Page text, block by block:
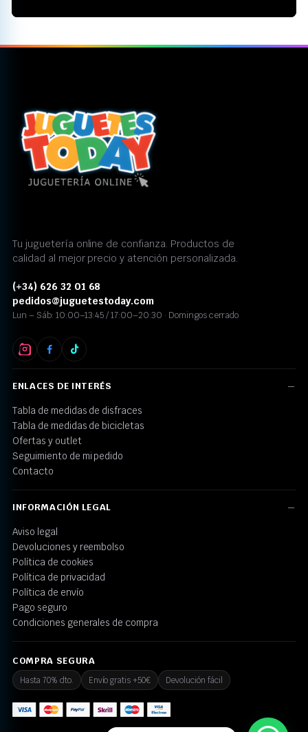
Tu juguetería online de confianza. Productos de
calidad al mejor precio y atención personalizada.
(+34) 626 32 01 68
pedidos@juguetestoday.com
Lun – Sáb: 10:00–13:45 / 17:00–20:30 · Domingos cerrado
ENLACES DE INTERÉS
Tabla de medidas de disfraces
Tabla de medidas de bicicletas
Ofertas y outlet
Seguimiento de mi pedido
Contacto
INFORMACIÓN LEGAL
Aviso legal
Devoluciones y reembolso
Política de cookies
Política de privacidad
Política de envío
Pago seguro
Condiciones generales de compra
COMPRA SEGURA
Hasta 70% dto. Envío gratis +50€ Devolución fácil